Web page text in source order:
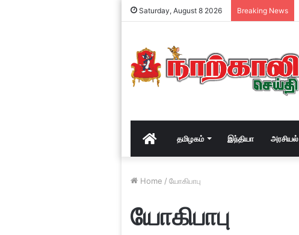
Saturday, August 8 2026 Breaking News
Homeதமிழகம் இந்தியா அரசியல்
Home / யோகிபாபு
யோகிபாபு